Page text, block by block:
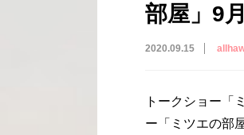
部屋」9
2020.09.15
トークショー「
ー「ミツエの部